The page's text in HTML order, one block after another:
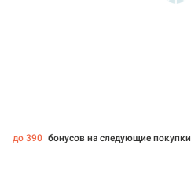
до 390 бонусов на следующие покупки